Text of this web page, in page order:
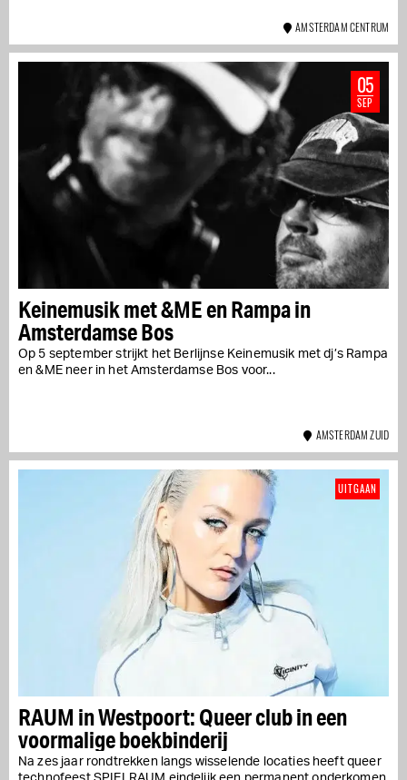
AMSTERDAM CENTRUM
Keinemusik met &ME en Rampa in
Amsterdamse Bos
Op 5 september strijkt het Berlijnse Keinemusik met dj’s Rampa
en &ME neer in het Amsterdamse Bos voor...
05
SEP
AMSTERDAM ZUID
RAUM in Westpoort: Queer club in een
voormalige boekbinderij
Na zes jaar rondtrekken langs wisselende locaties heeft queer
UITGAAN